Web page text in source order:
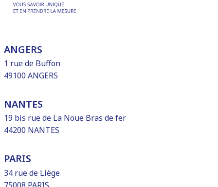
ANGERS
1 rue de Buffon
49100 ANGERS
NANTES
19 bis rue de La Noue Bras de fer
44200 NANTES
PARIS
34 rue de Liège